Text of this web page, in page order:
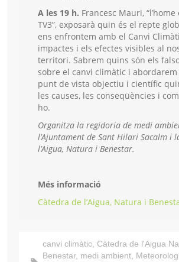
A les 19 h. Francesc Mauri,
TV3”, exposarà quin és el repte
ens enfrontem amb el Canvi
impactes i els efectes visibles al
territori. Sabrem quins són els
sobre el canvi climàtic i abordarem
punt de vista objectiu i científic
les causes, les conseqüències i
ho.
Organitza la regidoria de medi
l’Ajuntament de Sant Hilari Sacalm i
l’Aigua, Natura i Benestar.
Més informació
Càtedra de l’Aigua, Natura i
canvi climàtic Càtedra de l'Aigua
Benestar, medi ambient